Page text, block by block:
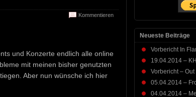
Kommentieren
und Konzerte endlich alle online
mit meinen bisher genutzten
Aber nun wünsche ich hier
Neueste Beiträge
Vorbericht In
19.04.2014 –
Vorbericht –
05.04.2014 –
04.04.2014 –